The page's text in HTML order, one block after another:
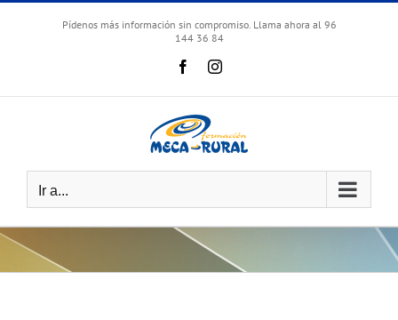
Skip
Pídenos más información sin compromiso. Llama ahora al 96
144 36 84
FacebookInstagram
Ir a...